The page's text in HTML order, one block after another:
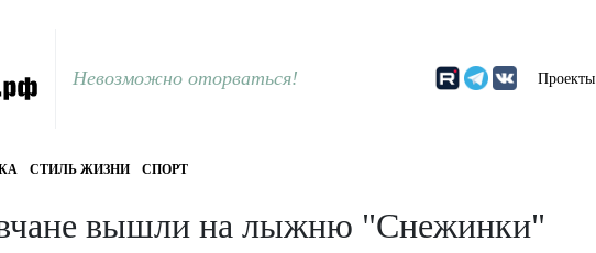
Невозможно оторваться! Проекты
СТИЛЬ ЖИЗНИ СПОРТ
вышли на лыжню "Снежинки"